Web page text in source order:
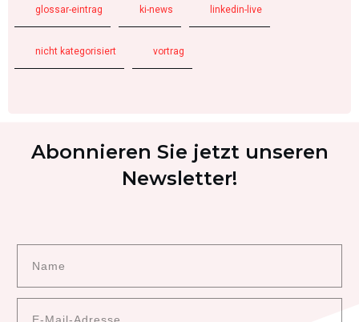
glossar-eintrag ki-news linkedin-live
nicht kategorisiert vortrag
Abonnieren Sie jetzt unseren
Newsletter!